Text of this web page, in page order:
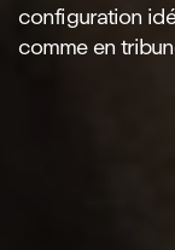
configuration
comme en